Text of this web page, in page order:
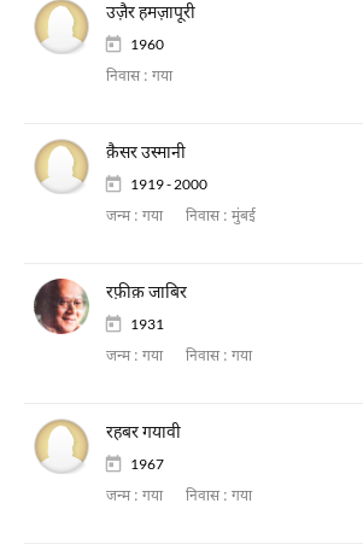
उज़ैर हमज़ापूरी
1960
निवास : गया
क़ैसर उस्मानी
1919 - 2000
जन्म : गया निवास : मुंबई
रफ़ीक़ जाबिर
1931
जन्म : गया निवास : गया
रहबर गयावी
1967
जन्म : गया निवास : गया